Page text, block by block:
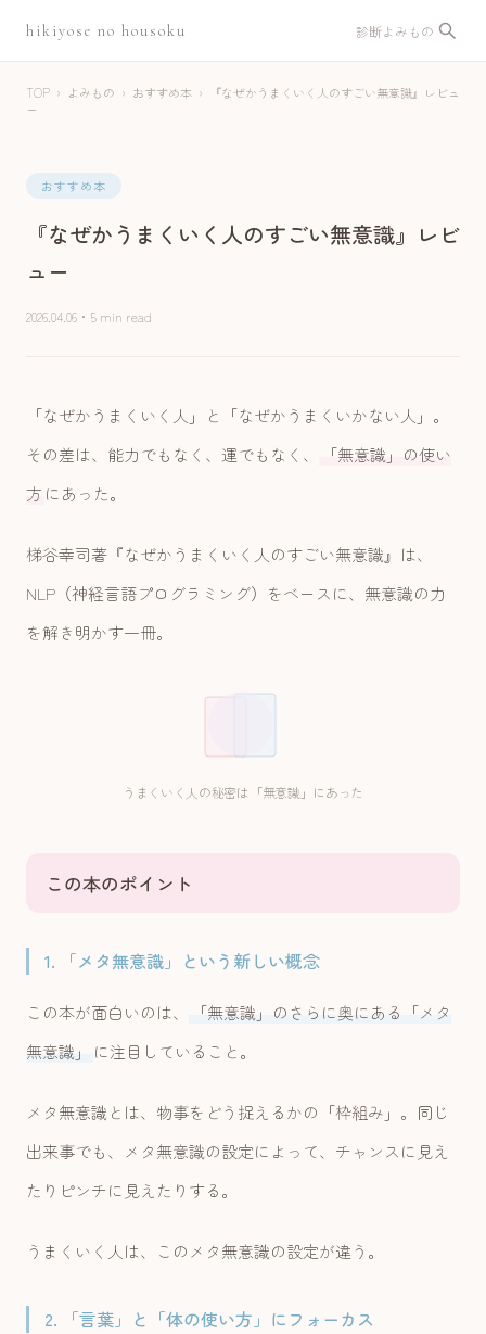
hikiyose no housoku 診断よみもの
TOP › よみもの › おすすめ本 ›
『なぜかうまくいく人のすごい無意識』レビュ
ー
おすすめ本
『なぜかうまくいく人のすごい無意識』レビ
ュー
2026.04.06 ・ 5 min read
「なぜかうまくいく人」と「なぜかうまくいかない人」。
その差は、能力でもなく、運でもなく、
「無意識」の使い
方 にあった。
梯谷幸司著『なぜかうまくいく人のすごい無意識』は、
NLP（神経言語プログラミング）をベースに、無意識の力
を解き明かす一冊。
うまくいく人の秘密は「無意識」にあった
この本のポイント
1. 「メタ無意識」という新しい概念
この本が面白いのは、
「無意識」のさらに奥にある「メタ
無意識」
に注目していること。
メタ無意識とは、物事をどう捉えるかの「枠組み」。同じ
出来事でも、メタ無意識の設定によって、チャンスに見え
たりピンチに見えたりする。
うまくいく人は、このメタ無意識の設定が違う。
2. 「言葉」と「体の使い方」にフォーカス